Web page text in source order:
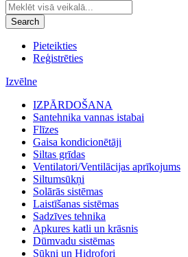
Search
Pieteikties
Reģistrēties
Izvēlne
IZPĀRDOŠANA
Santehnika vannas istabai
Flīzes
Gaisa kondicionētāji
Siltas grīdas
Ventilatori/Ventilācijas aprīkojums
Siltumsūkņi
Solārās sistēmas
Laistīšanas sistēmas
Sadzīves tehnika
Apkures katli un krāsnis
Dūmvadu sistēmas
Sūkņi un Hidrofori